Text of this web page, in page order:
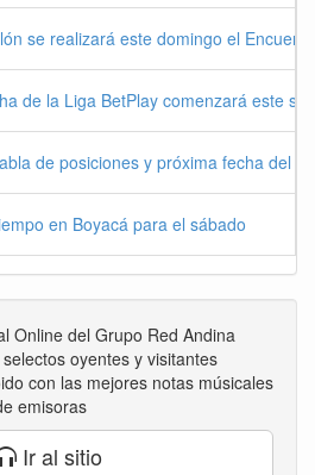
se realizará este domingo el
de la Liga BetPlay comenzará este
de posiciones y próxima fecha del
en Boyacá para el sábado
Online del Grupo Red Andina
oyentes y visitantes
con las mejores notas músicales
emisoras
Ir al sitio